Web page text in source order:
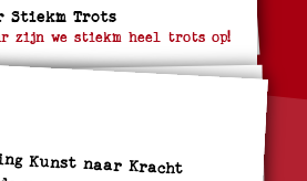
Stiekm Trots
zijn we stiekm heel trots op!
Kunst naar Kracht
van vier keer zeuventig"